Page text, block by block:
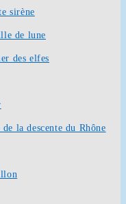
sirène
de lune
des elfes
la descente du Rhône